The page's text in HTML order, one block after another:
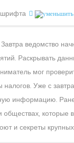
ведомство
Раскрывать
мог
Уже с
информацию.
и секреты